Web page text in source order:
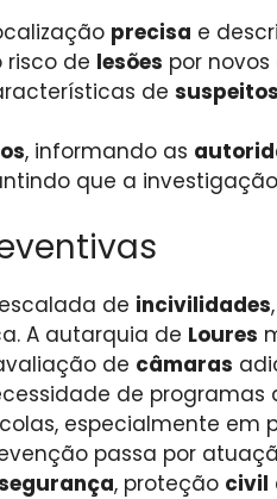
precisa e
risco de lesões por novos
de suspeitos
, informando as
que a
de incivilidades
A autarquia de Loures
de câmaras
de programas
especialmente em
passa por
, proteção civil